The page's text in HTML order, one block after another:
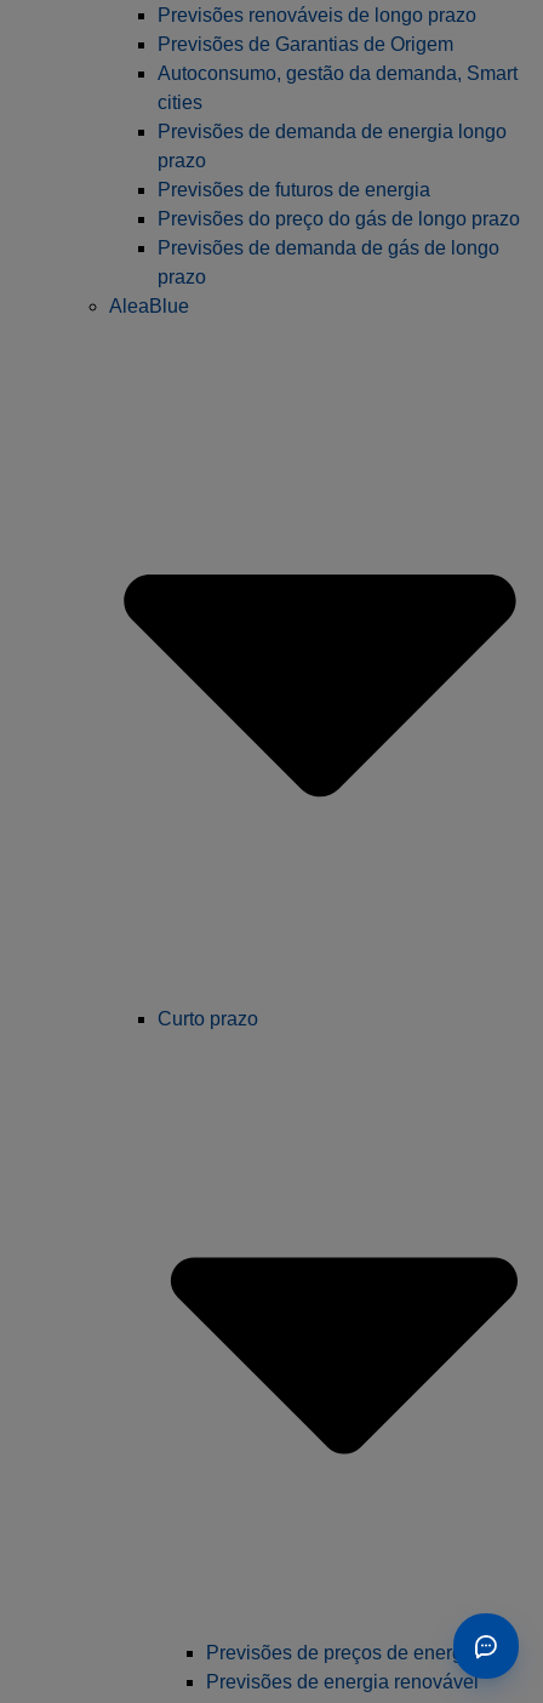
Previsões renováveis de longo prazo
Previsões de Garantias de Origem
Autoconsumo, gestão da demanda, Smart
cities
Previsões de demanda de energia longo
prazo
Previsões de futuros de energia
Previsões do preço do gás de longo prazo
Previsões de demanda de gás de longo
prazo
AleaBlue
Curto prazo
Previsões de preços de energia
Previsões de energia renovável